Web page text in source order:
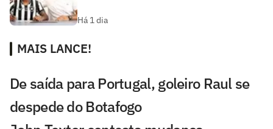
Há 1 dia
MAIS LANCE!
De saída para Portugal, goleiro Raul se
despede do Botafogo